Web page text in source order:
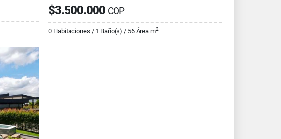
$3.500.000 COP
0 Habitaciones / 1 Baño(s) / 56 Área m2